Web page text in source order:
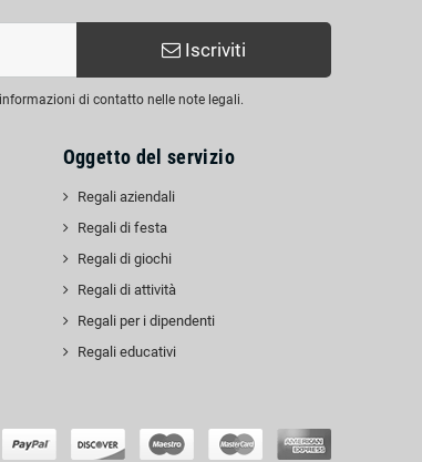
Iscriviti
di contatto nelle note legali.
Oggetto del servizio
Regali aziendali
Regali di festa
Regali di giochi
Regali di attività
Regali per i dipendenti
Regali educativi